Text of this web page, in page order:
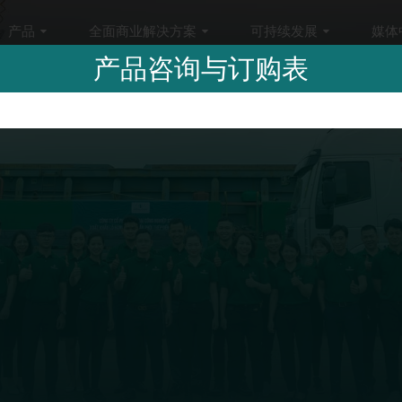
产品 全面商业解决方案 可持续发展 媒
产品咨询与订购表